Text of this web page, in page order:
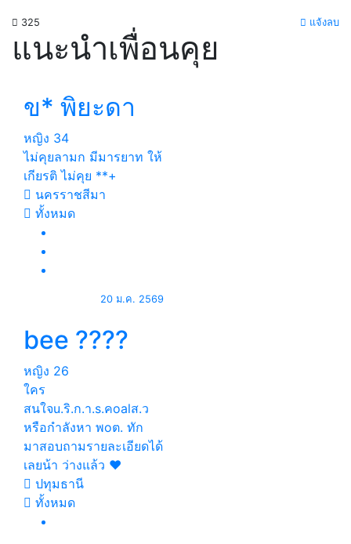
325 แจ้งลบ
แนะนำเพื่อนคุย
ข* พิยะดา
หญิง 34
ไม่คุยลามก มีมารยาท ให้
เกียรติ ไม่คุย **+
นครราชสีมา
ทั้งหมด
20 ม.ค. 2569
bee ????
หญิง 26
ใคร
สนใจu.ริ.ก.า.s.คoalส.ว
หรือกำลังหา พoต. ทัก
มาสอบถามรายละเอียดได้
เลยน้า ว่างแล้ว ❤️
ปทุมธานี
ทั้งหมด